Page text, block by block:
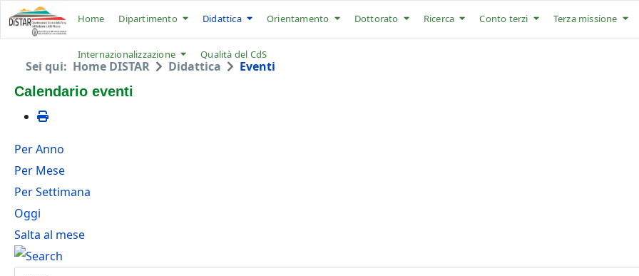
Home Dipartimento Didattica Orientamento Dottorato Ricerca Conto terzi Terza missione
Internazionalizzazione Qualità del CdS
Sei qui: Home DISTAR Didattica
Eventi
Calendario eventi
Per Anno
Per Mese
Per Settimana
Oggi
Salta al mese